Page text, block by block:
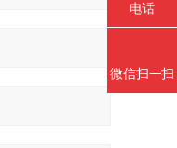
电话
微信扫一扫